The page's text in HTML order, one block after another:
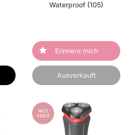
Waterproof (105)
Erinnere mich
Ausverkauft
NICE
PRICE